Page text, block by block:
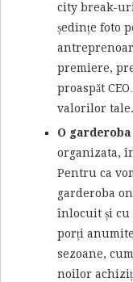
city break-
ședințe foto
premiere,
proaspăt
valorilor tale.
O
organizata,
Pentru ca
garderoba
înlocuit și cu
porți
sezoane,
noilor